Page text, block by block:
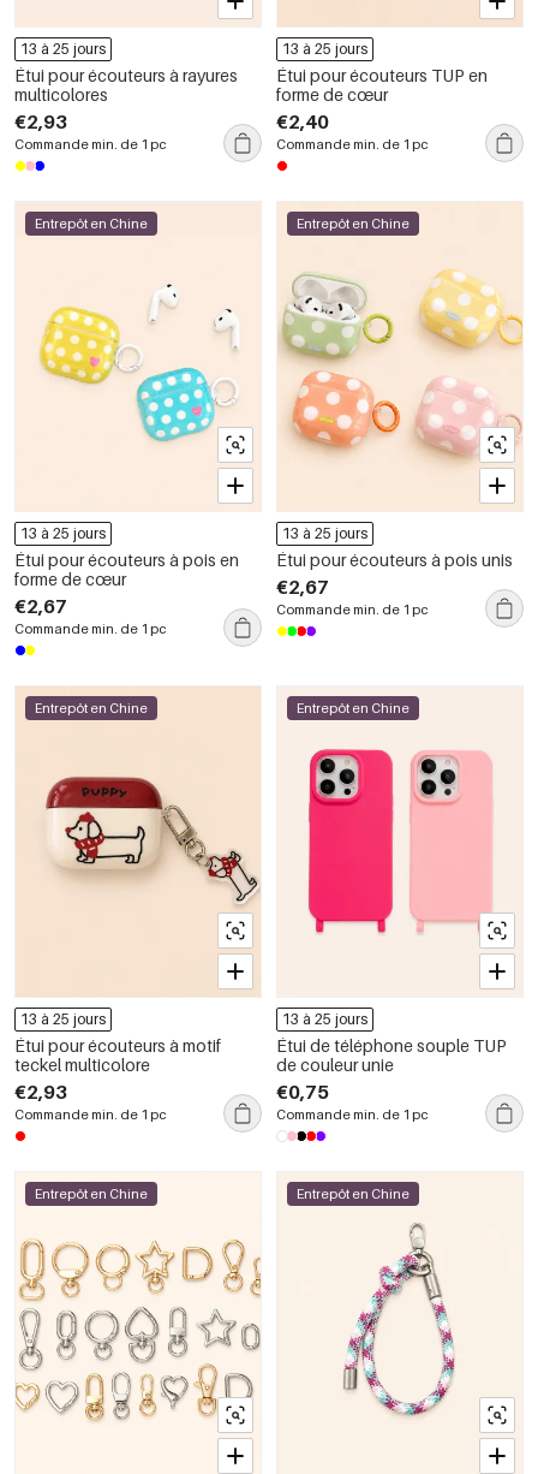
13 à 25 jours
Étui pour écouteurs à rayures
multicolores
€2,93
Commande min. de 1 pc
13 à 25 jours
Étui pour écouteurs TUP en
forme de cœur
€2,40
Commande min. de 1 pc
Entrepôt en Chine
13 à 25 jours
Étui pour écouteurs à pois en
forme de cœur
€2,67
Commande min. de 1 pc
Entrepôt en Chine
13 à 25 jours
Étui pour écouteurs à pois unis
€2,67
Commande min. de 1 pc
Entrepôt en Chine
13 à 25 jours
Étui pour écouteurs à motif
teckel multicolore
€2,93
Commande min. de 1 pc
Entrepôt en Chine
13 à 25 jours
Étui de téléphone souple TUP
de couleur unie
€0,75
Commande min. de 1 pc
Entrepôt en Chine Entrepôt en Chine